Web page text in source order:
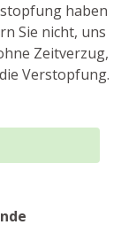
haben
Sie nicht, uns
Zeitverzug,
Verstopfung.